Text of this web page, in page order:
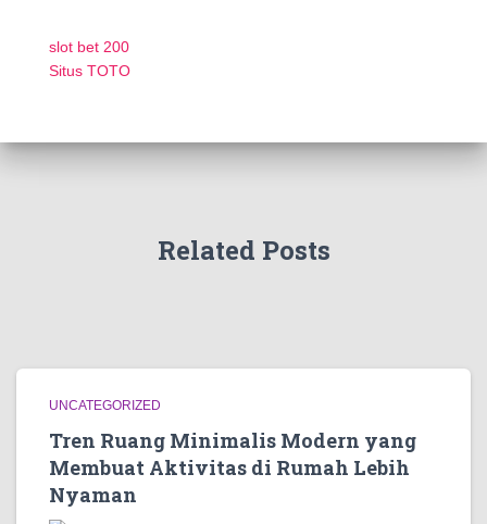
slot bet 200
Situs TOTO
Related Posts
UNCATEGORIZED
Tren Ruang Minimalis Modern yang
Membuat Aktivitas di Rumah Lebih
Nyaman